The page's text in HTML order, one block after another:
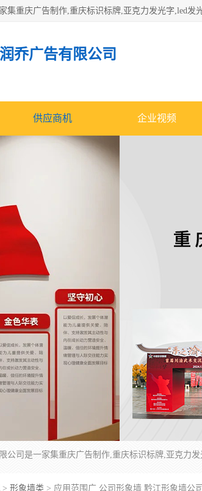
乔广告有限公司
供应商机 企业视频
> 形象墙类 > 应用范围广 公司形象墙 黔江形象墙公司